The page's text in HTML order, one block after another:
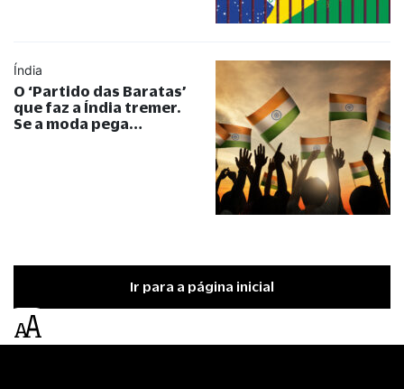
Índia
O ‘Partido das Baratas’
que faz a Índia tremer.
Se a moda pega…
Ir para a página inicial